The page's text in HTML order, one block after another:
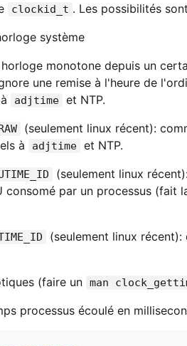
clockid_t . Les possibilités sont
système
horloge monotone depuis un
une remise à l'heure de
adjtime et NTP.
(seulement linux récent):
à
adjtime et NTP.
(seulement linux
consomé par un processus (fait
(seulement linux
(faire un man
processus écoulé en